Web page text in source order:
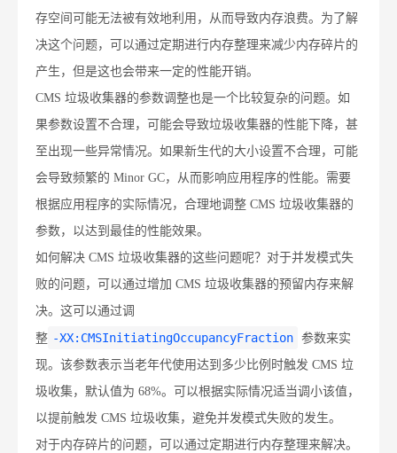
存空间可能无法被有效地利用，从而导致内存浪费。为了解
决这个问题，可以通过定期进行内存整理来减少内存碎片的
产生，但是这也会带来一定的性能开销。
CMS 垃圾收集器的参数调整也是一个比较复杂的问题。如
果参数设置不合理，可能会导致垃圾收集器的性能下降，甚
至出现一些异常情况。如果新生代的大小设置不合理，可能
会导致频繁的 Minor GC，从而影响应用程序的性能。需要
根据应用程序的实际情况，合理地调整 CMS 垃圾收集器的
参数，以达到最佳的性能效果。
如何解决 CMS 垃圾收集器的这些问题呢？对于并发模式失
败的问题，可以通过增加 CMS 垃圾收集器的预留内存来解
决。这可以通过调
整 -XX:CMSInitiatingOccupancyFraction 参数来实
现。该参数表示当老年代使用达到多少比例时触发 CMS 垃
圾收集，默认值为 68%。可以根据实际情况适当调小该值，
以提前触发 CMS 垃圾收集，避免并发模式失败的发生。
对于内存碎片的问题，可以通过定期进行内存整理来解决。